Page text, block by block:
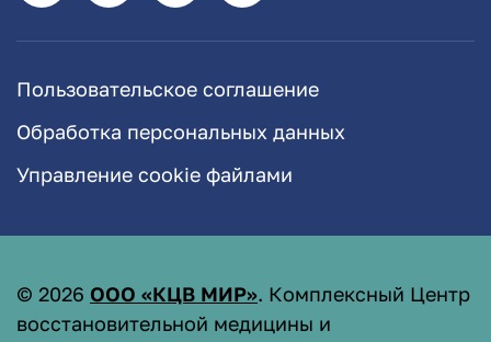
Пользовательское соглашение
Обработка персональных данных
Управление cookie файлами
© 2026 ООО «КЦВ МИР». Комплексный Центр
восстановительной медицины и